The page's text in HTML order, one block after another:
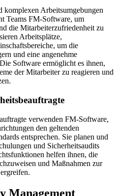
komplexen Arbeitsumgebungen
Teams FM-Software, um
die Mitarbeiterzufriedenheit zu
Arbeitsplätze,
um die
und eine angenehme
Software ermöglicht es ihnen,
der Mitarbeiter zu reagieren und
verwenden FM-Software,
den geltenden
entsprechen. Sie planen und
und Sicherheitsaudits
helfen ihnen, die
und Maßnahmen zur
Management